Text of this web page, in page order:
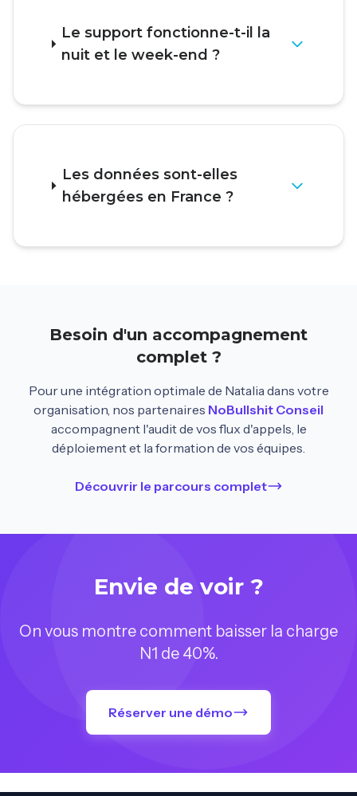
Le support fonctionne-t-il la
nuit et le week-end ?
Les données sont-elles
hébergées en France ?
Besoin d'un accompagnement
complet ?
Pour une intégration optimale de Natalia dans votre
organisation, nos partenaires NoBullshit Conseil
accompagnent l'audit de vos flux d'appels, le
déploiement et la formation de vos équipes.
Découvrir le parcours complet
Envie de voir ?
On vous montre comment baisser la charge
N1 de 40%.
Réserver une démo